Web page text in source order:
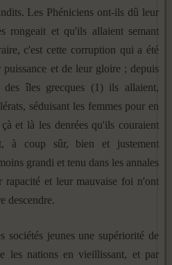
Les Phéniciens ont-ils dû leur
rongeait et qu'ils allaient se­mant
c'est cette corruption qui a été
et de leur gloire ; depuis
îles grecques (1) ils allaient,
séduisant les femmes pour en
et là les den­rées qu'ils couraient
à coup sûr, bien et justement
grandi et tenu dans les annales
et leur mauvaise foi n'ont
des­cendre.
jeunes une supériorité de
les nations en vieillissant, et par